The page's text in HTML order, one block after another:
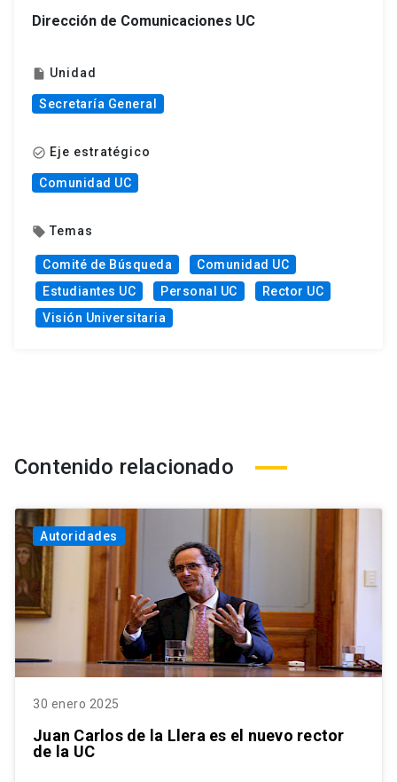
Dirección de Comunicaciones UC
insert_drive_file Unidad
Secretaría General
check_circle_outline Eje estratégico
Comunidad UC
local_offer Temas
Comité de Búsqueda
Comunidad UC
Estudiantes UC
Personal UC
Rector UC
Visión Universitaria
Contenido relacionado
Autoridades
30 enero 2025
Juan Carlos de la Llera es el nuevo rector
de la UC